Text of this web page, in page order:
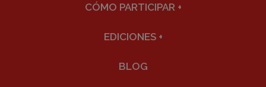
CÓMO PARTICIPAR +
EDICIONES +
BLOG